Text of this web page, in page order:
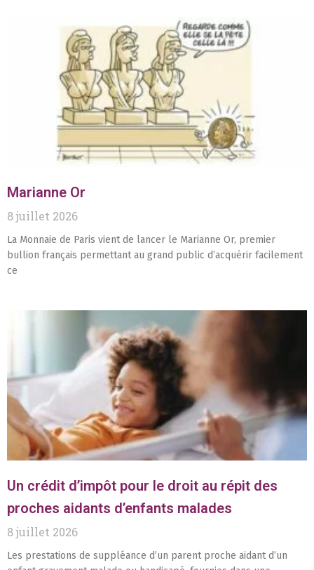
Marianne Or
8 juillet 2026
La Monnaie de Paris vient de lancer le Marianne Or, premier
bullion français permettant au grand public d’acquérir facilement
ce
Un crédit d’impôt pour le droit au répit des
proches aidants d’enfants malades
8 juillet 2026
Les prestations de suppléance d’un parent proche aidant d’un